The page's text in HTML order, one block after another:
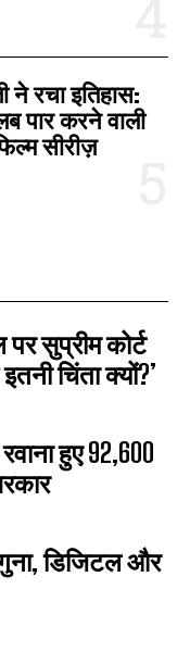
.
रचा इतिहास:
पार करने वाली
सीरीज़
सुप्रीम कोर्ट
चिंता क्यों?’
हुए 92,600
डिजिटल और